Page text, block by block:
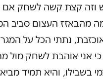
וזה קצת קשה לשחק אם
מהבאזז העצום סביב
נתתי הכל על
אני אוהבת לשחק מול
בשבילו, והיא תמיד